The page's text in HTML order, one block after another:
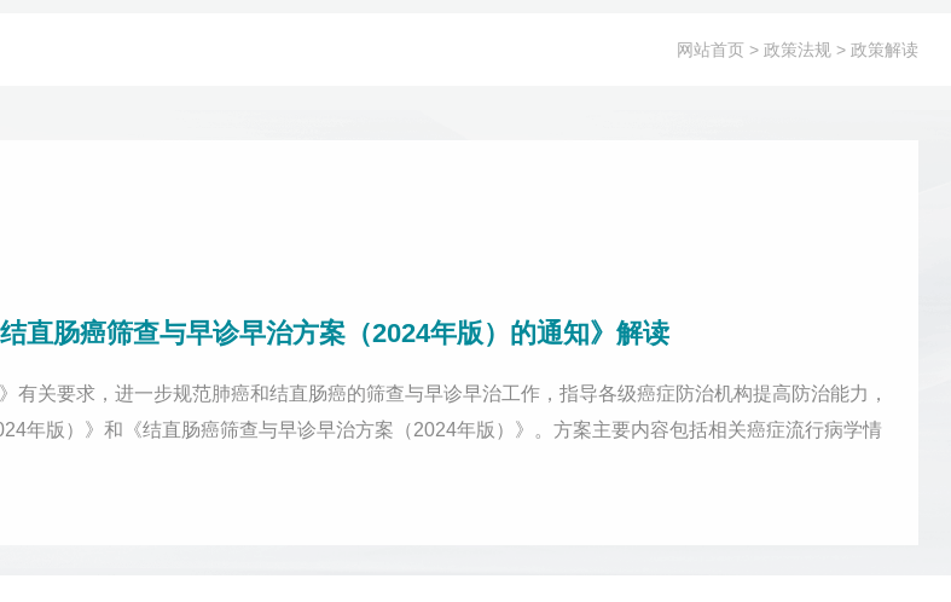
网站首页 > 政策法规 > 政策解读
直肠癌筛查与早诊早治方案（2024年版）的通知》解读
关要求，进一步规范肺癌和结直肠癌的筛查与早诊早治工作，指导各级癌症防治机构提高防治能力，
年版）》和《结直肠癌筛查与早诊早治方案（2024年版）》。方案主要内容包括相关癌症流行病学情